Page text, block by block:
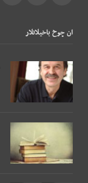
ان چوخ باخيلانلار